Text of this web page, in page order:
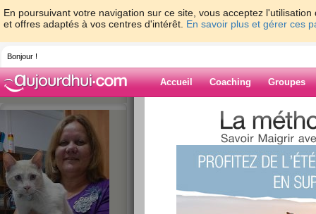
En poursuivant votre navigation sur ce site, vous acceptez
et offres adaptés à vos centres d'intérêt. En savoir plus et gérer ces
Bonjour !
Accueil Coaching Groupes
> > le
Blog de
le retour